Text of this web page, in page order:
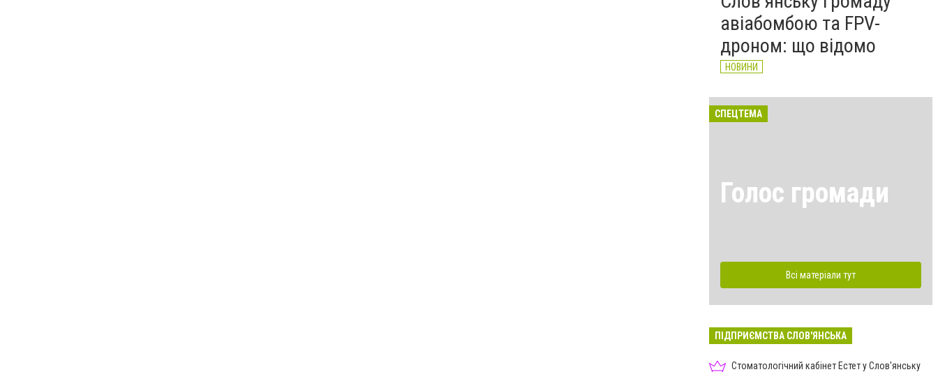
авіабомбою та FPV-
дроном: що відомо
НОВИНИ
СПЕЦТЕМА
Голос громади
Всі матеріали тут
ПІДПРИЄМСТВА СЛОВ'ЯНСЬКА
Стоматологічний кабінет Естет у Слов'янську